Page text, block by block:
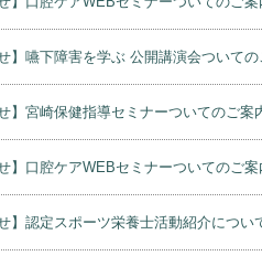
】嚥下障害を学ぶ 公開講演会ついての
】宮崎保健指導セミナーついてのご案
せ】口腔ケアWEBセミナーついてのご
】認定スポーツ栄養士活動紹介につい